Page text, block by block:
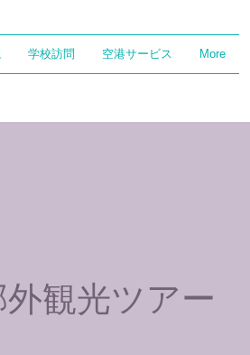
学校訪問 空港サービス More
観光ツアー